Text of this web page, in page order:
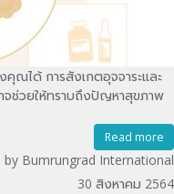
ณได้ การสังเกตอุจจาระและ
จช่วยให้ทราบถึงปัญหาสุขภาพ
Read more
by Bumrungrad International
30 สิงหาคม 2564